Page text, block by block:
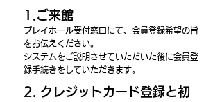
1.ご来館
プレイホール受付窓口にて、会員登録希望の旨
をお伝えください。
システムをご説明させていただいた後に会員登
録手続きをしていただきます。
2. クレジットカード登録と初